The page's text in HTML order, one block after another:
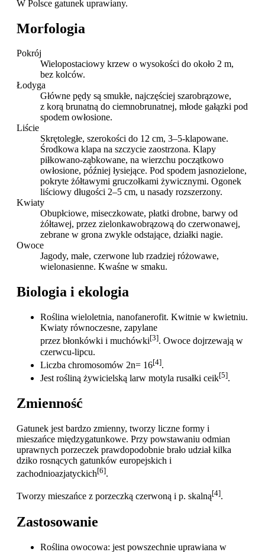
W Polsce gatunek uprawiany.
Morfologia
Pokrój
Wielopostaciowy krzew o wysokości do około 2 m,
bez kolców.
Łodyga
Główne pędy są smukłe, najczęściej szarobrązowe,
z korą brunatną do ciemnobrunatnej, młode gałązki pod
spodem owłosione.
Liście
Skrętoległe, szerokości do 12 cm, 3–5-klapowane.
Środkowa klapa na szczycie zaostrzona. Klapy
piłkowano-ząbkowane, na wierzchu początkowo
owłosione, później łysiejące. Pod spodem jasnozielone,
pokryte żółtawymi gruczołkami żywicznymi. Ogonek
liściowy długości 2–5 cm, u nasady rozszerzony.
Kwiaty
Obupłciowe, miseczkowate, płatki drobne, barwy od
żółtawej, przez zielonkawobrązową do czerwonawej,
zebrane w grona zwykle odstające, działki nagie.
Owoce
Jagody, małe, czerwone lub rzadziej różowawe,
wielonasienne. Kwaśne w smaku.
Biologia i ekologia
Roślina wieloletnia, nanofanerofit. Kwitnie w kwietniu.
Kwiaty równoczesne, zapylane
przez błonkówki i muchówki[3]. Owoce dojrzewają w
czerwcu-lipcu.
Liczba chromosomów 2n= 16[4].
Jest rośliną żywicielską larw motyla rusałki ceik[5].
Zmienność
Gatunek jest bardzo zmienny, tworzy liczne formy i
mieszańce międzygatunkowe. Przy powstawaniu odmian
uprawnych porzeczek prawdopodobnie brało udział kilka
dziko rosnących gatunków europejskich i
zachodnioazjatyckich[6].
Tworzy mieszańce z porzeczką czerwoną i p. skalną[4].
Zastosowanie
Roślina owocowa: jest powszechnie uprawiana w